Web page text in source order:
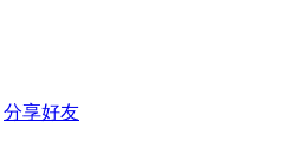
分享好友